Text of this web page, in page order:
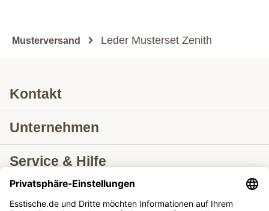
Musterversand Leder Musterset Zenith
Kontakt
Unternehmen
Service & Hilfe
Lieferung nach